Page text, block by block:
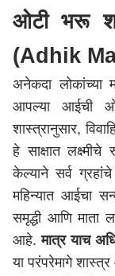
ओटी भरू
(Adhik
अनेकदा लोकांच्या
आपल्या आईची
शास्त्रानुसार,
हे साक्षात
केल्याने सर्व
महिन्यात आईचा
समृद्धी आणि माता
आहे.मात्र याच
या परंपरेमागे